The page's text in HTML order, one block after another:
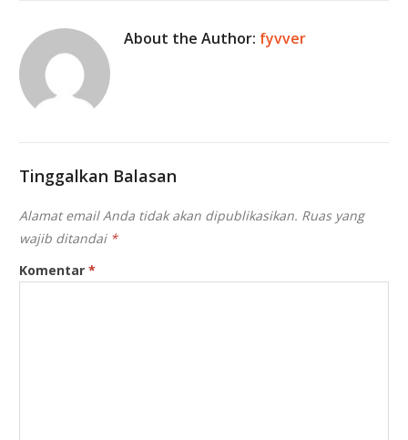
About the Author: fyvver
Tinggalkan Balasan
Alamat email Anda tidak akan dipublikasikan. Ruas yang
wajib ditandai *
Komentar*